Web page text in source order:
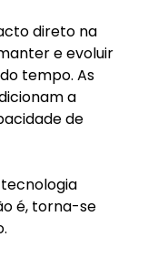
direto na
e evoluir
tempo. As
a
de
é, torna-se